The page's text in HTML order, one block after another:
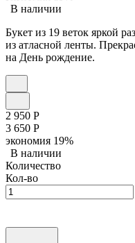
В наличии
Букет из 19 веток яркой
из атласной ленты.
на День рождение.
2 950 Р
3 650 Р
экономия 19%
В наличии
Количество
Кол-во